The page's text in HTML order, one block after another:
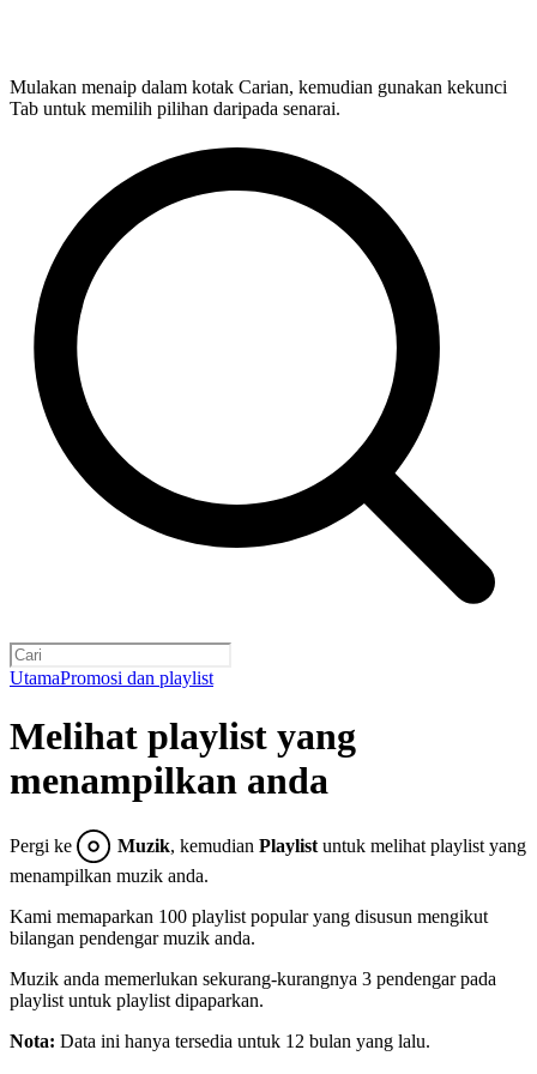
Mulakan menaip dalam kotak Carian, kemudian gunakan kekunci
Tab untuk memilih pilihan daripada senarai.
UtamaPromosi dan playlist
Melihat playlist yang
menampilkan anda
Pergi ke Muzik, kemudian Playlist untuk melihat playlist yang
menampilkan muzik anda.
Kami memaparkan 100 playlist popular yang disusun mengikut
bilangan pendengar muzik anda.
Muzik anda memerlukan sekurang-kurangnya 3 pendengar pada
playlist untuk playlist dipaparkan.
Nota: Data ini hanya tersedia untuk 12 bulan yang lalu.